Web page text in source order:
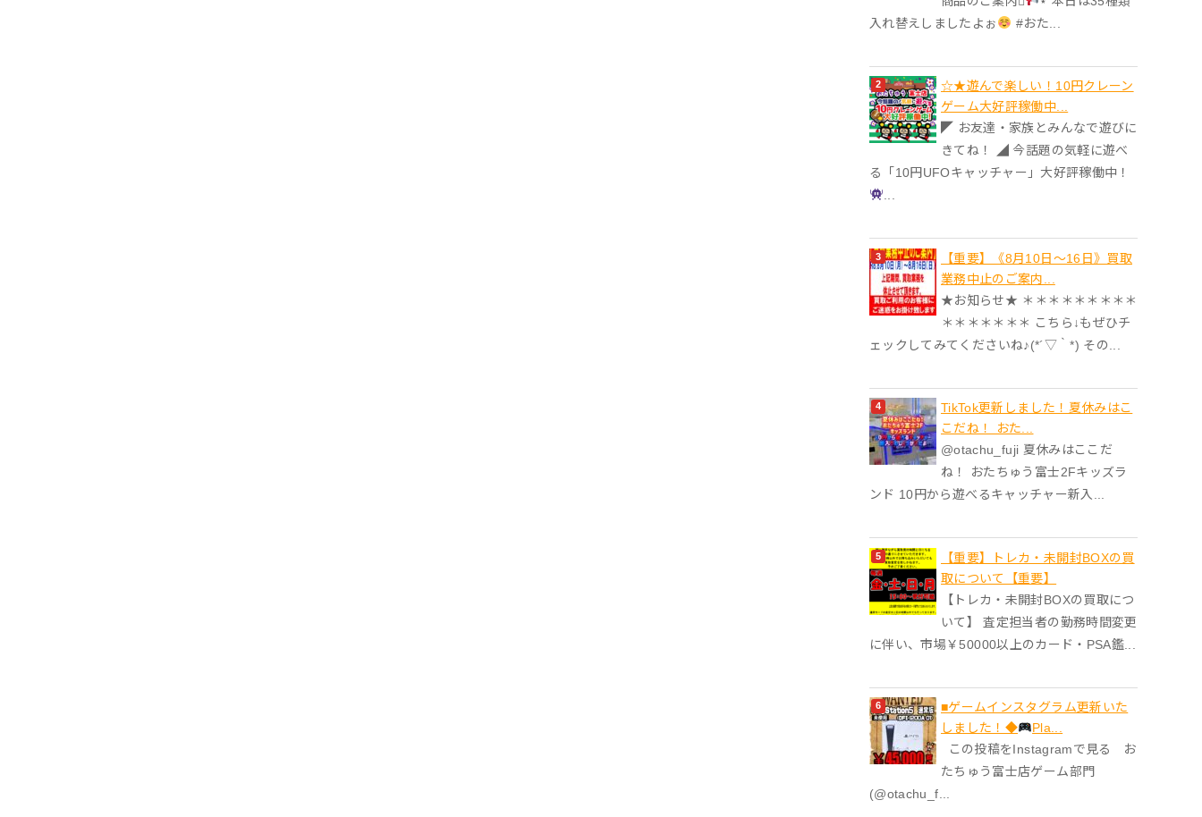
入れ替えしましたよぉ
#おた...
☆★遊んで楽しい！10円クレーン
ゲーム大好評稼働中...
◤ お友達・家族とみんなで遊びに
きてね！ ◢ 今話題の気軽に遊べ
る「10円UFOキャッチャー」大好評稼働中！
【重要】《8月10日～16日》買取
業務中止のご案内...
★お知らせ★ ＊＊＊＊＊＊＊＊＊
＊＊＊＊＊＊＊ こちら↓もぜひチ
ェックしてみてくださいね♪(*´▽｀*) その...
TikTok更新しました！夏休みはこ
こだね！ おた...
@otachu_fuji 夏休みはここだ
ね！ おたちゅう富士2Fキッズラ
ンド 10円から遊べるキャッチャー新入...
【重要】トレカ・未開封BOXの買
取について【重要】
【トレカ・未開封BOXの買取につ
いて】 査定担当者の勤務時間変更
に伴い、市場￥50000以上のカード・PSA鑑...
■ゲームインスタグラム更新いた
しました！◆
Pla...
この投稿をInstagramで見る お
たちゅう富士店ゲーム部門
(@otachu_f...